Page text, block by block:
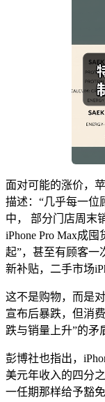
面对可能的涨价，
描述：“几乎每一位
中， 部分门店周末
iPhone Pro Max成
起”，甚至有顾客一
新补贴，二手市场
这不是购物，而是
宣布后暴跌，但消
跌与销量上升”的矛
彭博社也指出，
美元年收入的四分
一任期那样给予豁